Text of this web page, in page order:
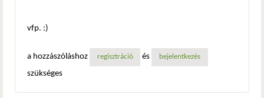
vfp. :)
a hozzászóláshoz regisztráció és bejelentkezés
szükséges